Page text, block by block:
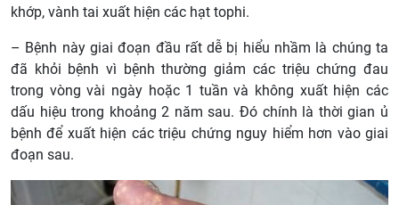
khớp, vành tai xuất hiện các hạt tophi.
– Bệnh này giai đoạn đầu rất dễ bị hiểu nhầm là chúng ta
đã khỏi bệnh vì bệnh thường giảm các triệu chứng đau
trong vòng vài ngày hoặc 1 tuần và không xuất hiện các
dấu hiệu trong khoảng 2 năm sau. Đó chính là thời gian ủ
bệnh để xuất hiện các triệu chứng nguy hiểm hơn vào giai
đoạn sau.